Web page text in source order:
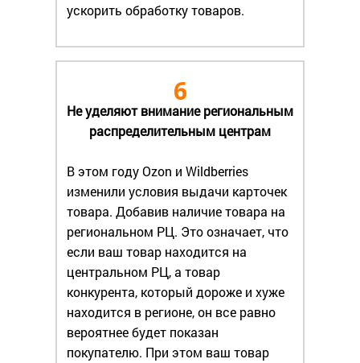
ускорить обработку товаров.
6
Не уделяют внимание региональным
распределительным центрам
В этом году Ozon и Wildberries
изменили условия выдачи карточек
товара. Добавив наличие товара на
региональном РЦ. Это означает, что
если ваш товар находится на
центральном РЦ, а товар
конкурента, который дороже и хуже
находится в регионе, он все равно
вероятнее будет показан
покупателю. При этом ваш товар